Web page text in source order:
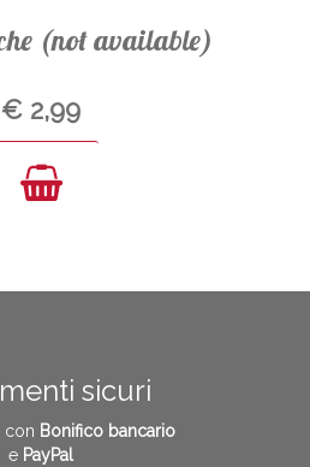
(not available)
€ 2,99
sicuri
con Bonifico bancario
e PayPal